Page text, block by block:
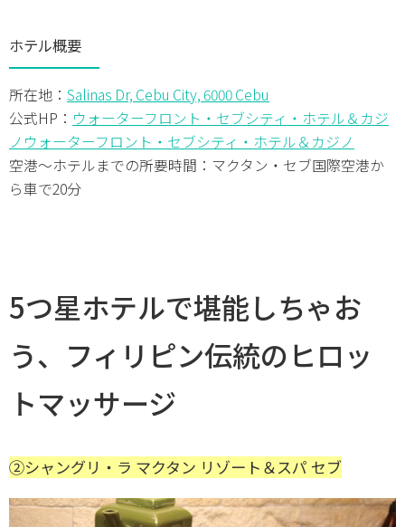
ホテル概要
所在地： Salinas Dr, Cebu City, 6000 Cebu
公式HP： ウォーターフロント・セブシティ・ホテル＆カジ
ノ ウォーターフロント・セブシティ・ホテル＆カジノ
空港～ホテルまでの所要時間：マクタン・セブ国際空港か
ら車で20分
5つ星ホテルで堪能しちゃお
う、フィリピン伝統のヒロッ
トマッサージ
②シャングリ・ラ マクタン リゾート＆スパ セブ